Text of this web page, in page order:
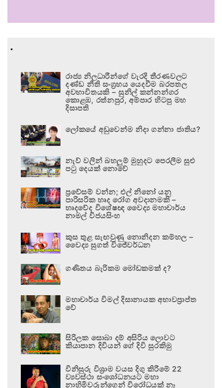
.
රාජ්‍ය නිලධාරීන්ගේ වැරදි තීරණවලට
දණ්ඩ නීති සංග්‍රහය යෙදවීම බරපතල
අවභාවිතයකි – සුනිල් කන්නන්ගර
කොළඹ, රත්නපුර, අම්පාර හිටපු මහ
දිසාපති
ලෝකයේ අඩුවෙන්ම නිදා ගන්නා ජාතිය?
නැව් වලින් බහලුම් මුහුදට පෙරලීම සුළු
පටු දෙයක් නොවේ
ප්‍රවේසම් වන්න; එල් නිනෝ යනු
පාරිසරික හෘද රෝග අවදානමකි –
හෘදවේද විශේෂඥ වෛද්‍ය මහාචාර්ය
නාමල් විජයසිංහ
කුස තුළ සැඟවුණු නොනිදන කම්හල –
වෛද්‍ය සුගත් විජේවර්ධන
ගණිතය බැරිකම මෝඩකමක් ද?
මහාචාර්ය විමල් දිසානායක අභාවප්‍රාප්ත
වේ
සිරිලක සොබා දම් අසිරිය ලොවට
කියාපාන දිවියන් ගේ දිවි සුරකිමු
විනිසුරු විශ්‍රාම වයස දිගු කිරීමේ 22
ව්‍යවස්ථා සංශෝධනයට මහා
නාහිමිවරුන්ගෙන් විරෝධයක් නෑ